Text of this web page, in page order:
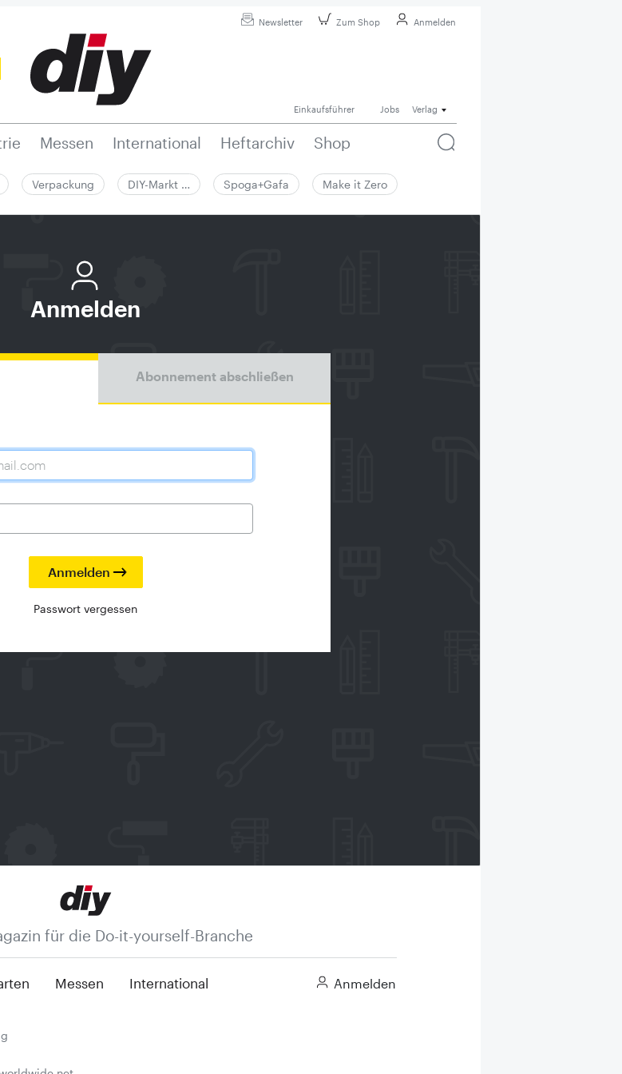
Newsletter Zum Shop Anmelden
Einkaufsführer Jobs Verlag
Messen International Heftarchiv Shop
Verpackung DIY-Markt … Spoga+Gafa Make it Zero
Anmelden
Abonnement abschließen
Passwort vergessen
für die Do-it-yourself-Branche
Messen
International
Anmelden